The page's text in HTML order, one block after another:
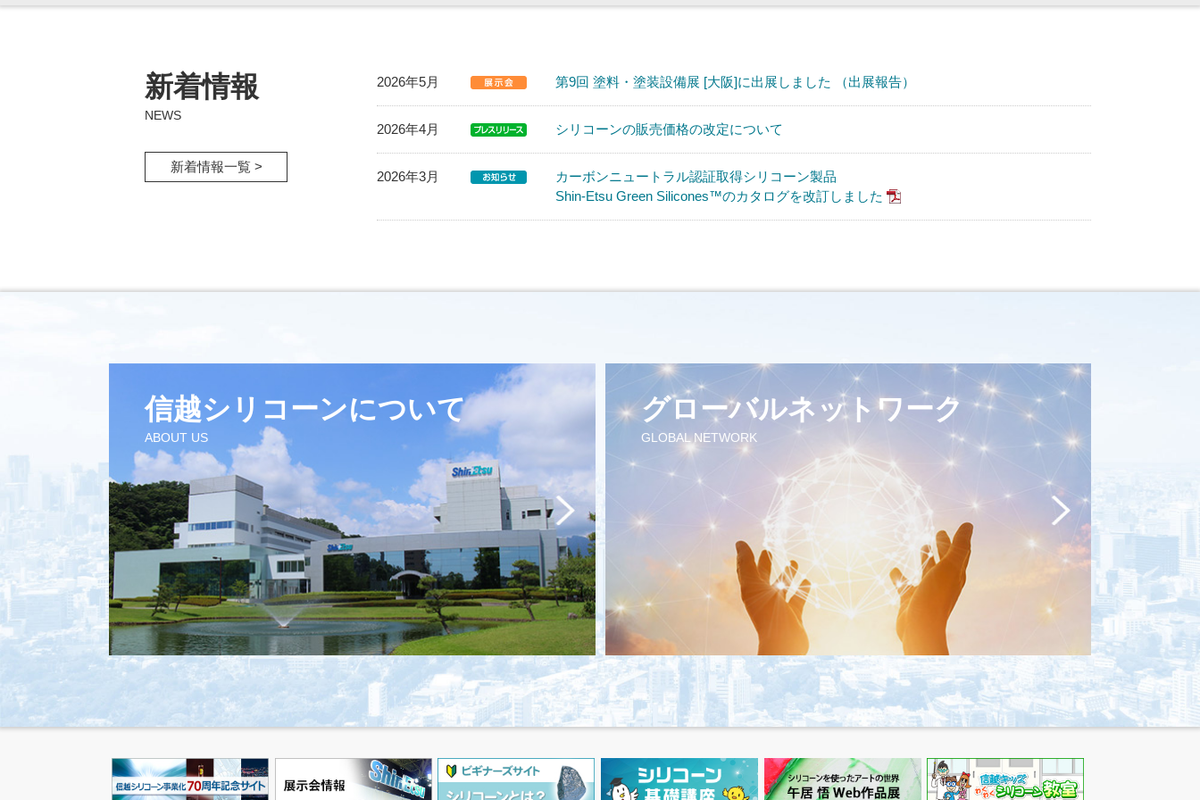
新着情報
NEWS
2026年5月 第9回 塗料・塗装設備展 [大阪]に出展しました （出展報告）
2026年4月 シリコーンの販売価格の改定について
2026年3月
カーボンニュートラル認証取得シリコーン製品
Shin-Etsu Green Silicones™のカタログを改訂しました
新着情報一覧 >
信越シリコーンについて
ABOUT US
グローバルネットワーク
GLOBAL NETWORK